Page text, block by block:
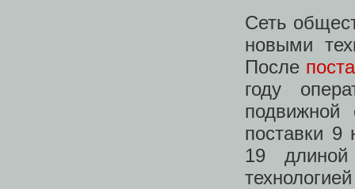
Сеть
новыми
После
году
поставки 9
19